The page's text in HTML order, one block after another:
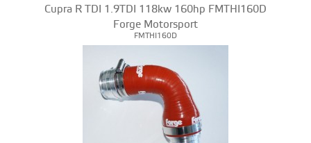
Cupra R TDI 1.9TDI 118kw 160hp FMTHI160D
Forge Motorsport
FMTHI160D